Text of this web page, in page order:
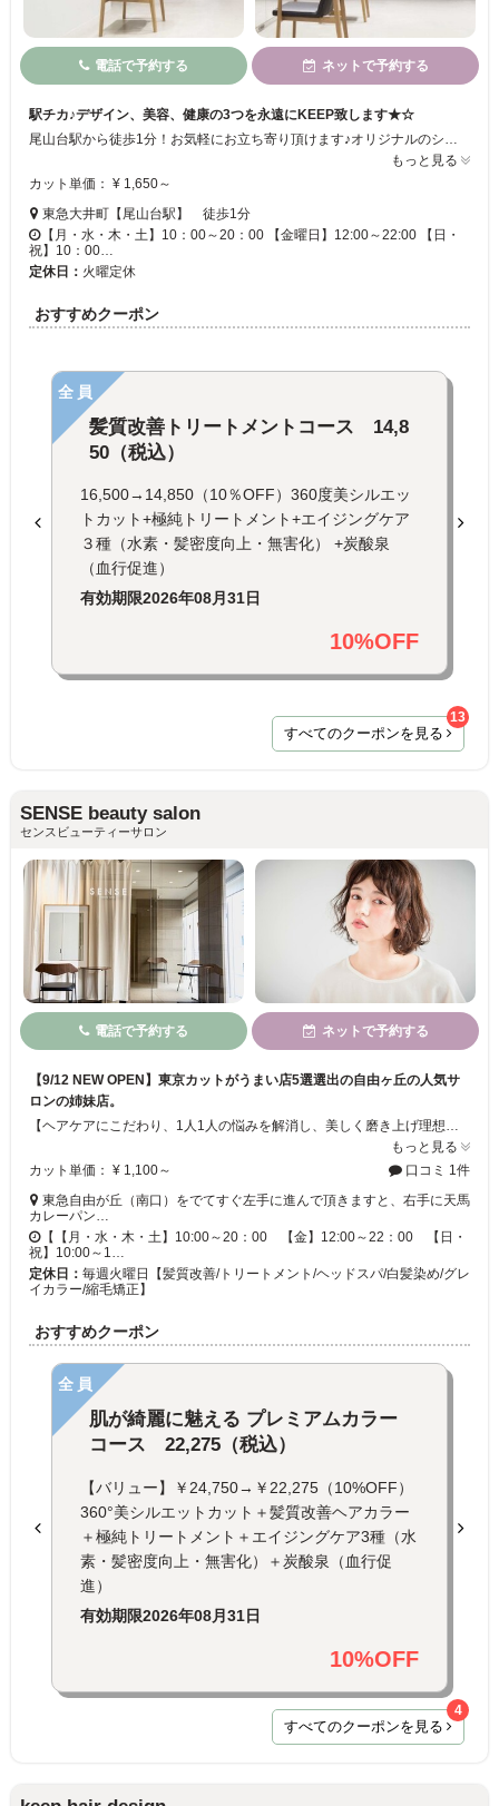
電話で予約する ネットで予約する
駅チカ♪デザイン、美容、健康の3つを永遠にKEEP致します★☆
尾山台駅から徒歩1分！お気軽にお立ち寄り頂けます♪オリジナルのシャンプー、トリートメントや独自の髪質改善トリートメントで、お客様の髪、頭皮、お肌を、本来の若々しさや美しさに復元致します☆★お客様一人一人と丁寧に向き合い、髪の事だけではなく、食生活や生活習慣についてもアドバイス致しております♪心身ともに美しくする事を私たちはお約束致します♪スタッフ一同、お客様のご来店を心よりお待ち致しております！
もっと見る
カット単価： ¥ 1,650～
東急大井町【尾山台駅】 徒歩1分
【月・水・木・土】10：00～20：00 【金曜日】12:00～22:00 【日・
祝】10：00…
定休日： 火曜定休
おすすめクーポン
全員
髪質改善トリートメントコース 14,8
50（税込）
16,500→14,850（10％OFF）360度美シルエッ
トカット+極純トリートメント+エイジングケア
３種（水素・髪密度向上・無害化） +炭酸泉
（血行促進）
有効期限2026年08月31日
10%OFF
すべてのクーポンを見る
13
SENSE beauty salon
センスビューティーサロン
電話で予約する ネットで予約する
【9/12 NEW OPEN】東京カットがうまい店5選選出の自由ヶ丘の人気サ
ロンの姉妹店。
【ヘアケアにこだわり、1人1人の悩みを解消し、美しく磨き上げ理想のスタイルを】今人気の髪質改善トリートメントでしっとりうる艶髪へ。豊富な提案力と技術で、今までで一番綺麗あなたに。完全個室もございます。10/1より、FAITH社生コラーゲン＆専用の導入マシンを使用したフェイシャルエステのメニューも始動致します。
もっと見る
カット単価： ¥ 1,100～
口コミ 1件
東急自由が丘（南口）をでてすぐ左手に進んで頂きますと、右手に天馬
カレーパン…
【【月・水・木・土】10:00～20：00 【金】12:00～22：00 【日・
祝】10:00～1…
定休日： 毎週火曜日【髪質改善/トリートメント/ヘッドスパ/白髪染め/グレ
イカラー/縮毛矯正】
おすすめクーポン
全員
肌が綺麗に魅える プレミアムカラー
コース 22,275（税込）
【バリュー】￥24,750→￥22,275（10%OFF）
360°美シルエットカット＋髪質改善ヘアカラー
＋極純トリートメント＋エイジングケア3種（水
素・髪密度向上・無害化）＋炭酸泉（血行促
進）
有効期限2026年08月31日
10%OFF
すべてのクーポンを見る
4